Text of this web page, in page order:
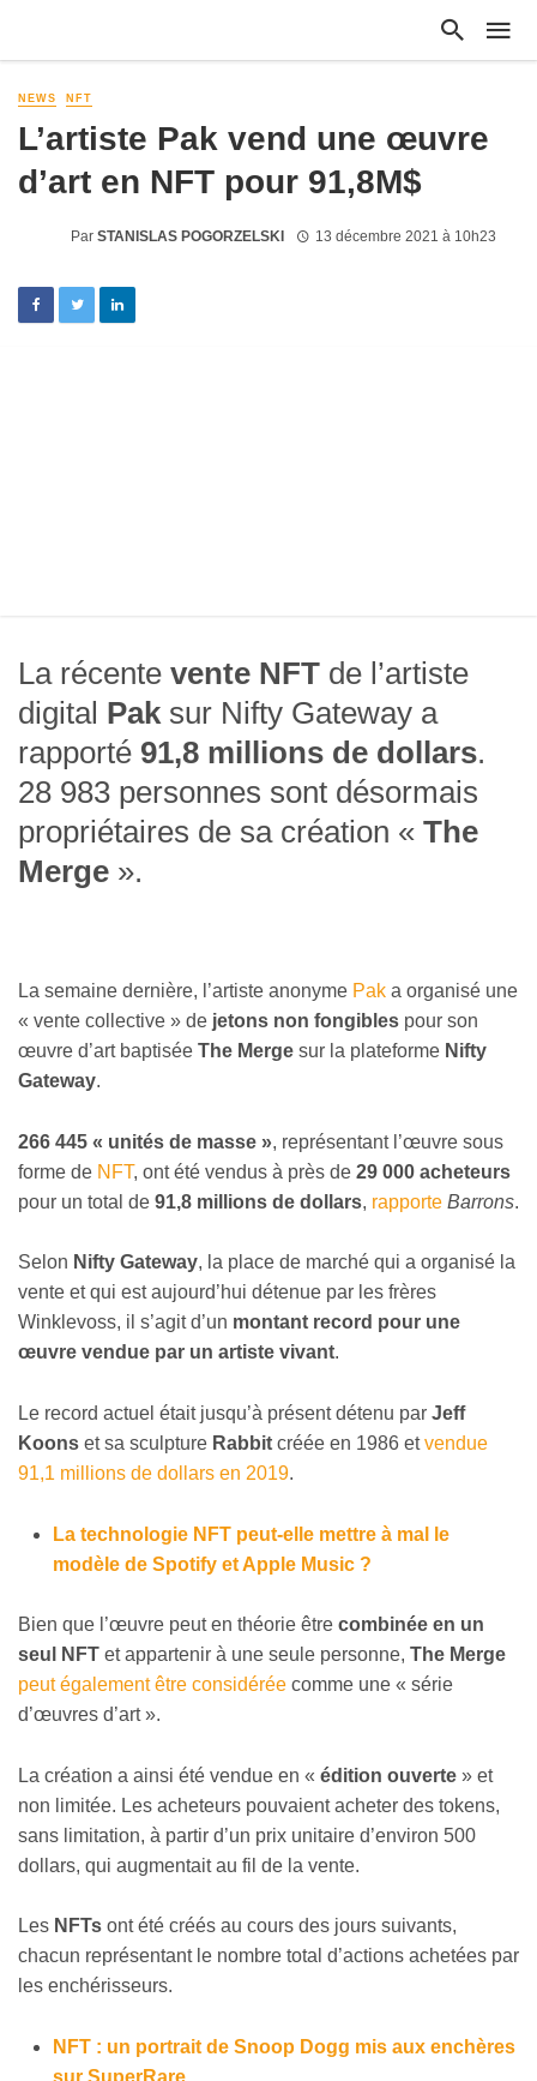
NEWS NFT
L’artiste Pak vend une œuvre
d’art en NFT pour 91,8M$
Par STANISLAS POGORZELSKI 13 décembre 2021 à 10h23
La récente vente NFT de l’artiste
digital Pak sur Nifty Gateway a
rapporté 91,8 millions de dollars.
28 983 personnes sont désormais
propriétaires de sa création « The
Merge ».
La semaine dernière, l’artiste anonyme Pak a organisé une
« vente collective » de jetons non fongibles pour son
œuvre d’art baptisée The Merge sur la plateforme Nifty
Gateway.
266 445 « unités de masse », représentant l’œuvre sous
forme de NFT, ont été vendus à près de 29 000 acheteurs
pour un total de 91,8 millions de dollars, rapporte Barrons.
Selon Nifty Gateway, la place de marché qui a organisé la
vente et qui est aujourd’hui détenue par les frères
Winklevoss, il s’agit d’un montant record pour une
œuvre vendue par un artiste vivant.
Le record actuel était jusqu’à présent détenu par Jeff
Koons et sa sculpture Rabbit créée en 1986 etvendue
91,1 millions de dollars en 2019.
La technologie NFT peut-elle mettre à mal le
modèle de Spotify et Apple Music ?
Bien que l’œuvre peut en théorie être combinée en un
seul NFT et appartenir à une seule personne, The Merge
peut également être considérée comme une « série
d’œuvres d’art ».
La création a ainsi été vendue en « édition ouverte » et
non limitée. Les acheteurs pouvaient acheter des tokens,
sans limitation, à partir d’un prix unitaire d’environ 500
dollars, qui augmentait au fil de la vente.
Les NFTs ont été créés au cours des jours suivants,
chacun représentant le nombre total d’actions achetées par
les enchérisseurs.
NFT : un portrait de Snoop Dogg mis aux enchères
sur SuperRare